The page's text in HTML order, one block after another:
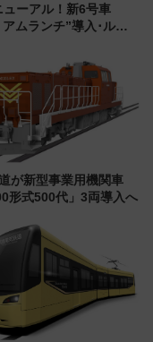
ーアル！新6号車
ムランチ”導入･ルー
が新型事業用機関車
形式500代」3両導入へ